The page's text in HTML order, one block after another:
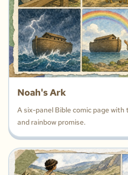
Noah's Ark
A six-panel Bible comic page with
and rainbow promise.